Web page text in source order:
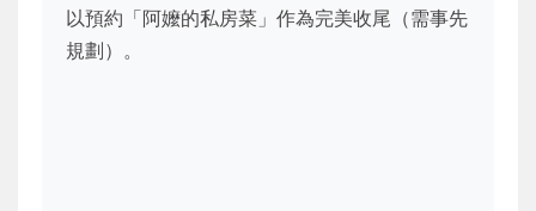
以預約「阿嬤的私房菜」作為完美收尾（需事先
規劃）。